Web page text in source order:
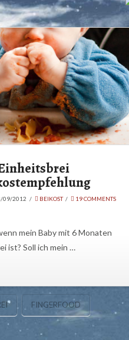
09/2012 BEIKOST 19 COMMENTS
mein Baby mit 6 Monaten
ist? Soll ich mein …
FINGERFOOD